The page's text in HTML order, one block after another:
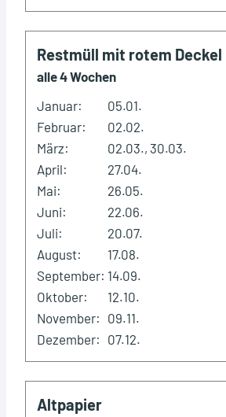
Restmüll mit rotem Deckel
alle 4 Wochen
Januar:
05.01.
Februar:
02.02.
März:
02.03., 30.03.
April:
27.04.
Mai:
26.05.
Juni:
22.06.
Juli:
20.07.
August:
17.08.
September: 14.09.
Oktober:
12.10.
November: 09.11.
Dezember: 07.12.
Altpapier